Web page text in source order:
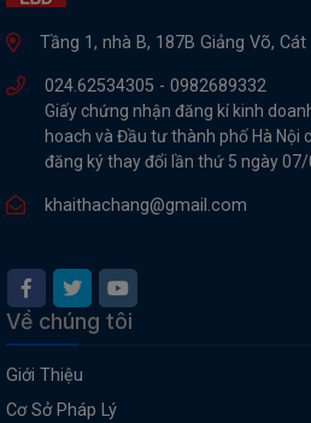
Tầng 1, nhà B, 187B Giảng Võ,
024.62534305 - 0982689332
Giấy chứng nhận đăng kí kinh
hoach và Đầu tư thành phố Hà Nội
đăng ký thay đổi lần thứ 5 ngày
khaithachang@gmail.com
Về chúng tôi
Giới Thiệu
Cơ Sở Pháp Lý